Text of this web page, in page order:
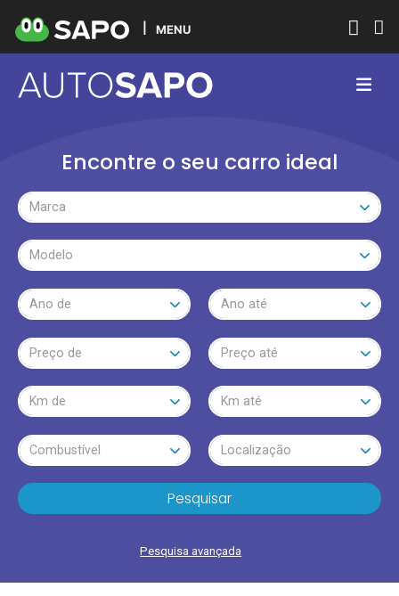
MENU
Encontre o seu carro ideal
Marca
Modelo
Ano de Ano até
Preço de Preço até
Km de Km até
Combustível Localização
Pesquisar
Pesquisa avançada